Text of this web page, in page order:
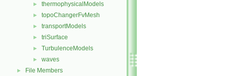
► thermophysicalModels
► topoChangerFvMesh
► transportModels
► triSurface
► TurbulenceModels
► waves
► File Members